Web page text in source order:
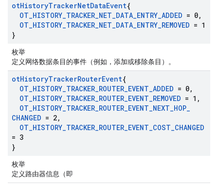
otHistoryTrackerNetDataEvent{
OT_HISTORY_TRACKER_NET_DATA_ENTRY_ADDED = 0,
OT_HISTORY_TRACKER_NET_DATA_ENTRY_REMOVED = 1
}
枚举
定义网络数据条目的事件（例如，添加或移除条目）。
otHistoryTrackerRouterEvent{
OT_HISTORY_TRACKER_ROUTER_EVENT_ADDED = 0,
OT_HISTORY_TRACKER_ROUTER_EVENT_REMOVED = 1 ,
OT_HISTORY_TRACKER_ROUTER_EVENT_NEXT_HOP_
CHANGED = 2,
OT_HISTORY_TRACKER_ROUTER_EVENT_COST_CHANGED
= 3
}
枚举
定义路由器信息（即